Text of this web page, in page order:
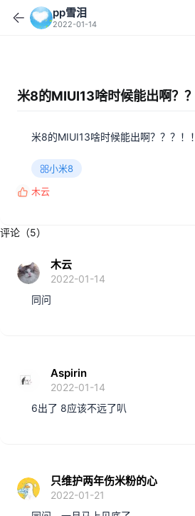
pp雪泪
2022-01-14
米8的MIUI13啥时候能出啊？？
米8的MIUI13啥时候能出啊？？？！
小米8
反 木云
评论（5）
木云
2022-01-14
同问
Aspirin
2022-01-14
6出了 8应该不远了叭
只维护两年伤米粉的心
2022-01-21